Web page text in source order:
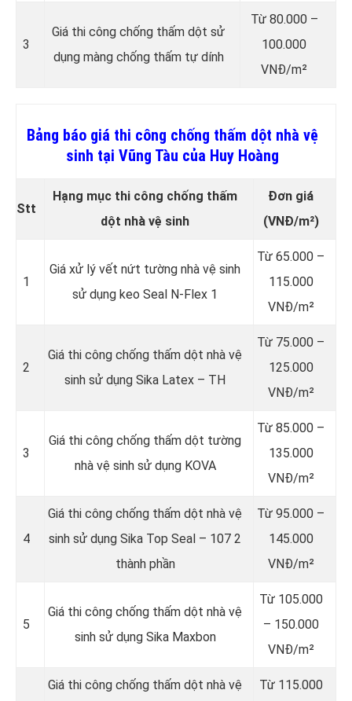
3
Giá thi công chống thấm dột sử
dụng màng chống thấm tự dính
Từ 80.000 –
100.000
VNĐ/m²
Bảng báo giá thi công chống thấm dột nhà vệ
sinh tại Vũng Tàu của Huy Hoàng
Stt
Hạng mục thi công chống thấm
dột nhà vệ sinh
Đơn giá
(VNĐ/m²)
1
Giá xử lý vết nứt tường nhà vệ sinh
sử dụng keo Seal N-Flex 1
Từ 65.000 –
115.000
VNĐ/m²
2
Giá thi công chống thấm dột nhà vệ
sinh sử dụng Sika Latex – TH
Từ 75.000 –
125.000
VNĐ/m²
3
Giá thi công chống thấm dột tường
nhà vệ sinh sử dụng KOVA
Từ 85.000 –
135.000
VNĐ/m²
4
Giá thi công chống thấm dột nhà vệ
sinh sử dụng Sika Top Seal – 107 2
thành phần
Từ 95.000 –
145.000
VNĐ/m²
5
Giá thi công chống thấm dột nhà vệ
sinh sử dụng Sika Maxbon
Từ 105.000
– 150.000
VNĐ/m²
Giá thi công chống thấm dột nhà vệ
Từ 115.000